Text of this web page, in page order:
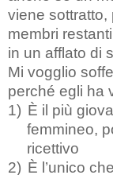
viene sottratto,
membri
in un afflato di
Mi vogglio
perché egli ha
1) È il più
femmineo,
ricettivo
2) È l’unico